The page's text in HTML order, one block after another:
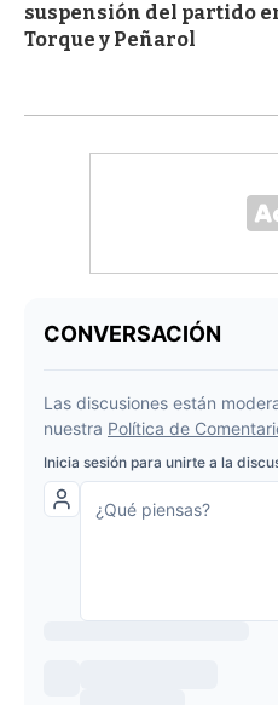
suspensión del partido
Torque y Peñarol